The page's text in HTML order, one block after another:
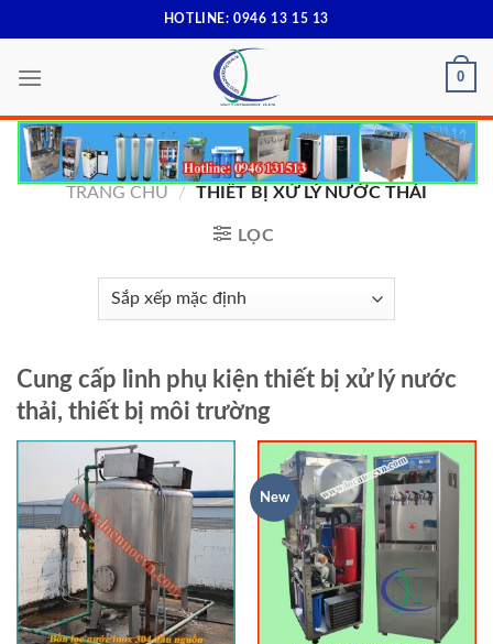
to
content
HOTLINE: 0946 13 15 13
0
TRANG CHỦ / THIẾT BỊ XỬ LÝ NƯỚC THẢI
LỌC
Cung cấp linh phụ kiện thiết bị xử lý nước
thải, thiết bị môi trường
New